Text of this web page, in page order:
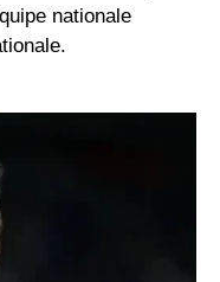
nationale